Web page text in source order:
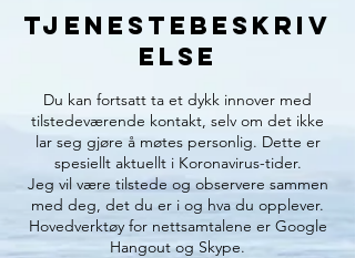
Tjenestebeskriv
else
Du kan fortsatt ta et dykk innover med
tilstedeværende kontakt, selv om det ikke
lar seg gjøre å møtes personlig. Dette er
spesiellt aktuellt i Koronavirus-tider.
Jeg vil være tilstede og observere sammen
med deg, det du er i og hva du opplever.
Hovedverktøy for nettsamtalene er Google
Hangout og Skype.